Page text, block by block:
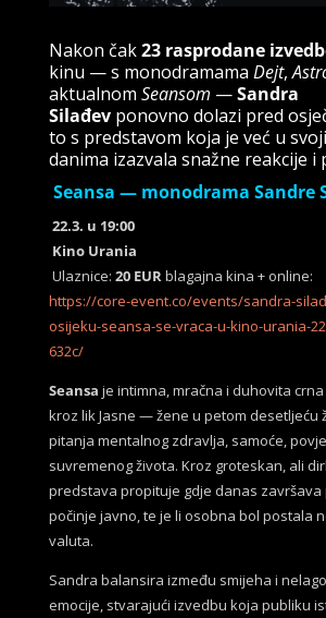
Nakon čak23 rasprodane
kinu — s monodramama Dejt,
aktualnom Seansom —Sandra
Silađevponovno dolazi pred
to s predstavom koja je već u
danima izazvala snažne reakcije i
Seansa — monodrama Sandre
22.3. u 19:00
Kino Urania
Ulaznice: 20 EURblagajna kina + online:
https://core-event.co/events/sandra-
osijeku-seansa-se-vraca-u-kino-urania-
632c/
Seansa je intimna, mračna i duhovita
kroz lik Jasne — žene u petom
pitanja mentalnog zdravlja, samoće,
suvremenog života. Kroz groteskan, ali
predstava propituje gdje danas završava
počinje javno, te je li osobna bol postala
valuta.
Sandra balansira između smijeha i
emocije, stvarajući izvedbu koja publiku